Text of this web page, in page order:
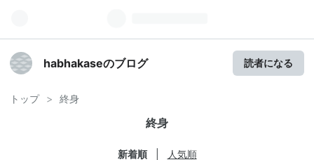
habhakaseのブログ 読者になる
トップ > 終身
終身
新着順 人気順